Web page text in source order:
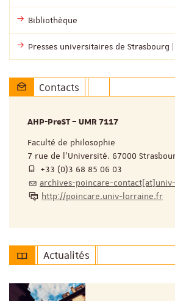
Bibliothèque
Presses universitaires de Strasbourg |
Contacts
AHP-PreST – UMR 7117
Faculté de philosophie
7 rue de l’Université. 67000
+33 (0)3 68 85 06 03
archives-poincare-
http://poincare.univ-lorraine.fr
Actualités